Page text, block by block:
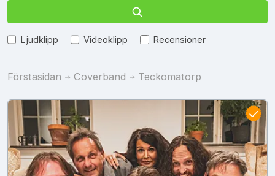
Ljudklipp Videoklipp Recensioner
Förstasidan Coverband Teckomatorp